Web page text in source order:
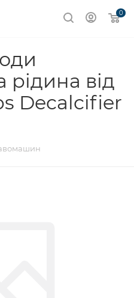
0
рідина від
Decalcifier